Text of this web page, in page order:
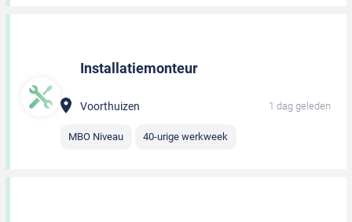
Installatiemonteur
Voorthuizen 1 dag geleden
MBO Niveau 40-urige werkweek